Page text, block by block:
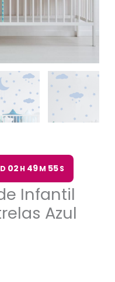
D 02 H 49M 54S
Infantil
Azul